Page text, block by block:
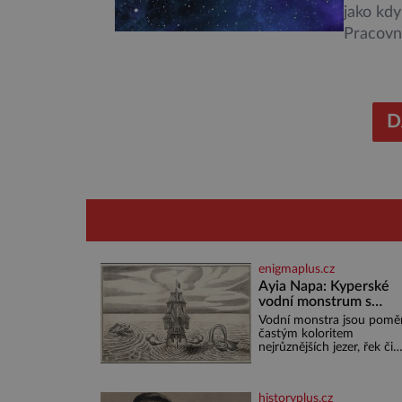
jako
enigmaplus.cz
Ayia Napa: Kyperské
vodní monstrum s
mírumilovnou
Vodní monstra jsou
častým koloritem
nejrůznějších jezer, řek či
historyplus.cz